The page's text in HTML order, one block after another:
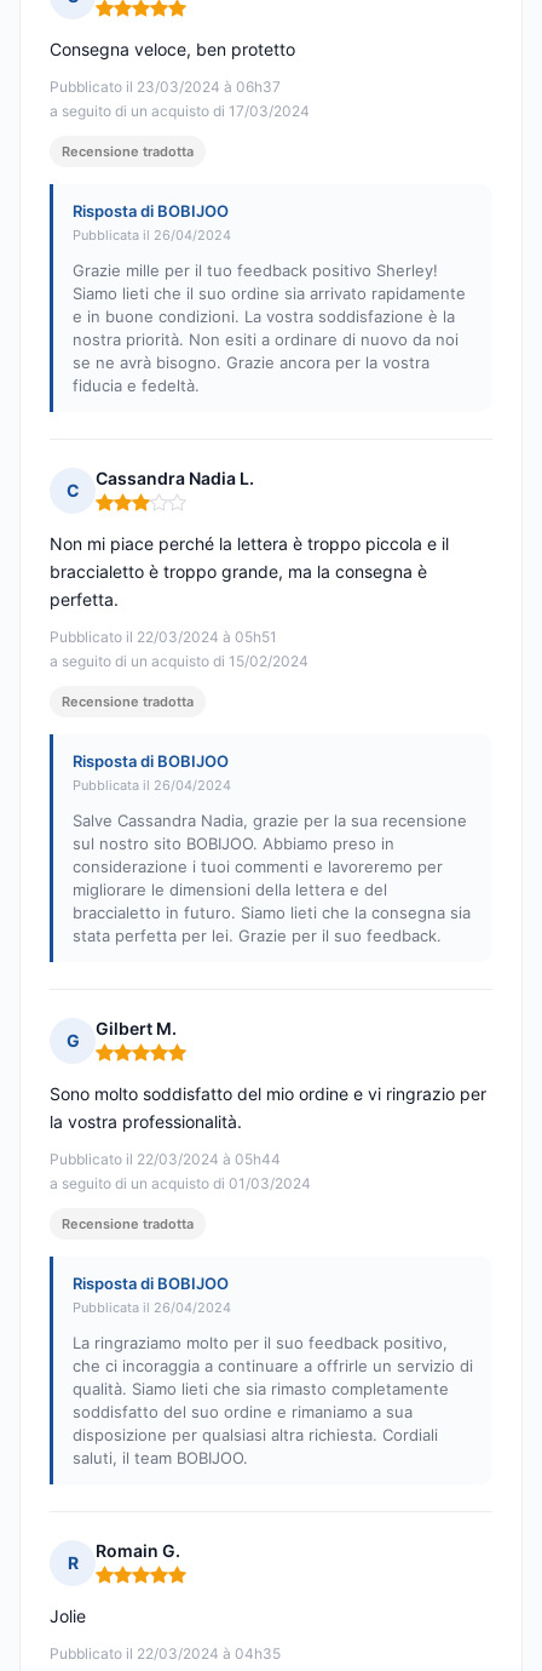
Nota: 5 su 5
Pubblicato il 23/03/2024 à 06h37
a seguito di un acquisto di 17/03/2024
Consegna veloce, ben protetto
Recensione tradotta
Risposta di BOBIJOO
Pubblicata il 26/04/2024
Grazie mille per il tuo feedback positivo Sherley!
Siamo lieti che il suo ordine sia arrivato rapidamente
e in buone condizioni. La vostra soddisfazione è la
nostra priorità. Non esiti a ordinare di nuovo da noi
se ne avrà bisogno. Grazie ancora per la vostra
fiducia e fedeltà.
C
Cassandra Nadia L.
Nota: 3 su 5
Pubblicato il 22/03/2024 à 05h51
a seguito di un acquisto di 15/02/2024
Non mi piace perché la lettera è troppo piccola e il
braccialetto è troppo grande, ma la consegna è
perfetta.
Recensione tradotta
Risposta di BOBIJOO
Pubblicata il 26/04/2024
Salve Cassandra Nadia, grazie per la sua recensione
sul nostro sito BOBIJOO. Abbiamo preso in
considerazione i tuoi commenti e lavoreremo per
migliorare le dimensioni della lettera e del
braccialetto in futuro. Siamo lieti che la consegna sia
stata perfetta per lei. Grazie per il suo feedback.
G
Gilbert M.
Nota: 5 su 5
Pubblicato il 22/03/2024 à 05h44
a seguito di un acquisto di 01/03/2024
Sono molto soddisfatto del mio ordine e vi ringrazio per
la vostra professionalità.
Recensione tradotta
Risposta di BOBIJOO
Pubblicata il 26/04/2024
La ringraziamo molto per il suo feedback positivo,
che ci incoraggia a continuare a offrirle un servizio di
qualità. Siamo lieti che sia rimasto completamente
soddisfatto del suo ordine e rimaniamo a sua
disposizione per qualsiasi altra richiesta. Cordiali
saluti, il team BOBIJOO.
R
Romain G.
Nota: 5 su 5
Pubblicato il 22/03/2024 à 04h35
Jolie